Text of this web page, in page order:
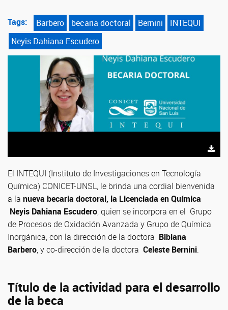
Tags: Barbero becaria doctoral Bernini
INTEQUI
Neyis Dahiana Escudero
El INTEQUI (Instituto de Investigaciones en Tecnología
Química) CONICET-UNSL, le brinda una cordial bienvenida
a la nueva becaria doctoral, la Licenciada en Química
Neyis Dahiana Escudero, quien se incorpora en el Grupo
de Procesos de Oxidación Avanzada y Grupo de Química
Inorgánica, con la dirección de la doctora Bibiana
Barbero, y co-dirección de la doctora Celeste Bernini.
Título de la actividad para el desarrollo
de la beca